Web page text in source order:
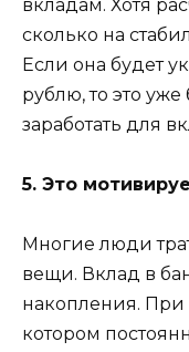
вкладам. Хотя
сколько на
Если она будет
рублю, то это
заработать для
5. Это
Многие люди
вещи. Вклад в
накопления. При
котором